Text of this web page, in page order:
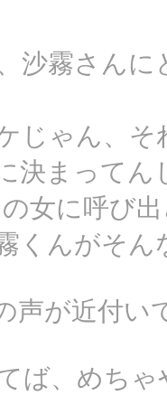
沙霧さん
じゃん、
に決まって
の女に呼び
くんがそ
声が近付い
ば、めちゃ